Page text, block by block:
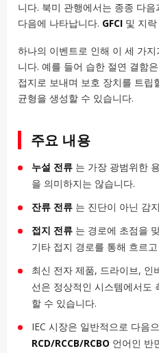
니다. 북미 관행에서는 종종 다음
다음에 나타납니다. GFCI 및 지
하나의 이벤트로 인해 이 세 가
니다. 예를 들어 습한 절연 결함
접지로 보내며 보호 장치를 트립
균형을 생성할 수 있습니다.
주요 내용
누설 전류 는 가장 광범위한
을 의미하지는 않습니다.
잔류 전류 는 진단이 아닌 감
접지 전류 는 경로에 초점을
기타 접지 경로를 통해 흐르
최신 전자 제품, 드라이브, 인
선은 정상적인 시스템에서도
할 수 있습니다.
IEC 시장은 일반적으로 다음
RCD/RCCB/RCBO 언어인 반